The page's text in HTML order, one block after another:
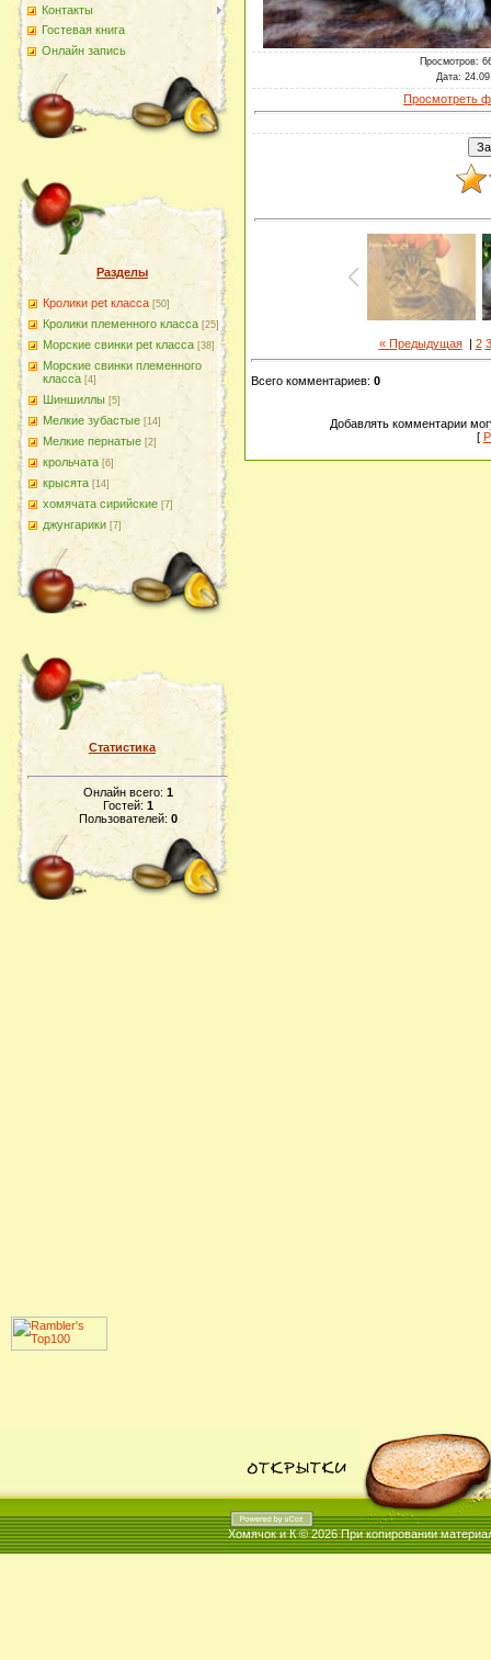
Контакты
Гостевая книга
Онлайн запись
Разделы
Кролики pet класса [50]
Кролики племенного класса [25]
Морские свинки pet класса [38]
Морские свинки племенного
класса [4]
Шиншиллы [5]
Мелкие зубастые [14]
Мелкие пернатые [2]
крольчата [6]
крысята [14]
хомячата сирийские [7]
джунгарики [7]
Статистика
Онлайн всего: 1
Гостей: 1
Пользователей: 0
Просмотров:
Дата:
Просмотреть
« Предыдущая| 2 3
Всего комментариев: 0
Добавлять комментарии
[
Хомячок и К © 2026При копировании